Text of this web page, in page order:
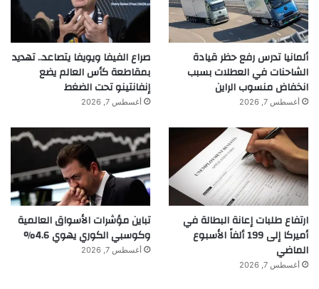
ألمانيا تدرس رفع حظر قيادة
الشاحنات في العطلات بسبب
انخفاض منسوب الراين
أغسطس 7, 2026
صراع الفيفا ويويفا يتصاعد.. تهديد
بمقاطعة كأس العالم يضع
إنفانتينو تحت الضغط
أغسطس 7, 2026
ارتفاع طلبات إعانة البطالة في
أميركا إلى 199 ألفاً الأسبوع
الماضي
أغسطس 7, 2026
تباين مؤشرات الأسواق العالمية
وكوسبي الكوري يهوي 4.6%
أغسطس 7, 2026